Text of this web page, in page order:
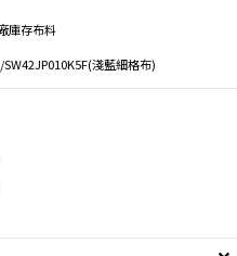
庫存布料
淺藍細格布)